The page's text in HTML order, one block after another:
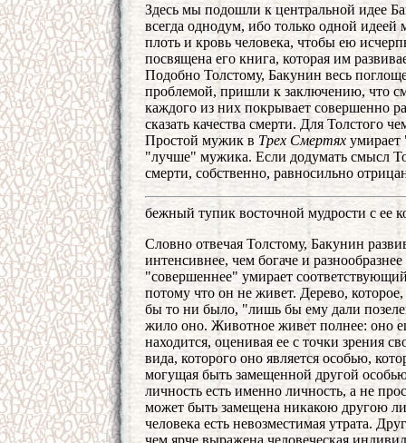
Здесь мы подошли к центральной идее
всегда однодум, ибо только одной
плоть и кровь человека, чтобы ею
посвящена его книга, которая им
Подобно Толстому, Бакунин весь
проблемой, пришли к заключению, что
каждого из них покрывает совершенно
сказать качества смерти. Для Толстого
Простой мужик в Трех Смертях умирает
"лучше" мужика. Если додумать смысл
смерти, собственно, равносильно
бежный тупик восточной мудрости с ее
Словно отвечая Толстому, Бакунин
интенсивнее, чем богаче и
"совершеннее" умирает
потому что он не живет. Дерево,
бы то ни было, "лишь бы ему дали
жило оно. Животное живет полнее: оно
находится, оценивая ее с точки зрения
вида, которого оно является особью,
могущая быть замещенной другой
личность есть именно личность, а не
может быть замещена никакою другою
человека есть невозместимая утрата.
чем ярче выражена человеческая